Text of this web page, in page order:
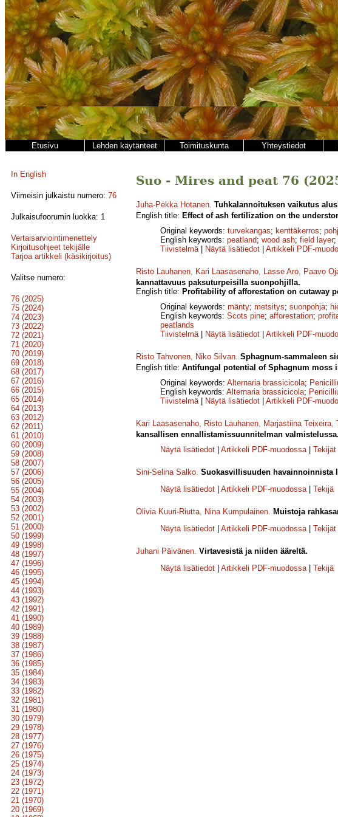
Etusivu Lehden käytänteet Toimituskunta Yhteystiedot
In English
Viimeisin julkaistu numero: 76
Julkaisufoorumin luokka: 1
Vertaisarviointimenettely
Kirjoitusohjeet tekijälle
Tarjoa artikkeli (käsikirjoitus)
Valitse numero:
76 (2025)
75 (2024)
74 (2023)
73 (2022)
72 (2021)
71 (2020)
70 (2019)
69 (2018)
68 (2017)
67 (2016)
66 (2015)
65 (2014)
64 (2013)
63 (2012)
62 (2011)
61 (2010)
60 (2009)
59 (2008)
58 (2007)
57 (2006)
56 (2005)
55 (2004)
54 (2003)
53 (2002)
52 (2001)
51 (2000)
50 (1999)
49 (1998)
48 (1997)
47 (1996)
46 (1995)
45 (1994)
44 (1993)
43 (1992)
42 (1991)
41 (1990)
40 (1989)
39 (1988)
38 (1987)
37 (1986)
36 (1985)
35 (1984)
34 (1983)
33 (1982)
32 (1981)
31 (1980)
30 (1979)
29 (1978)
28 (1977)
27 (1976)
26 (1975)
25 (1974)
24 (1973)
23 (1972)
22 (1971)
21 (1970)
20 (1969)
Suo - Mires and peat 76
Juha-Pekka Hotanen. Tuhkalannoituksen vaikutus
English title: Effect of ash fertilization on the
Original keywords: turvekangas; kenttäkerros;
English keywords: peatland; wood ash; field layer;
Tiivistelmä| Näytä lisätiedot Artikkeli PDF-
Risto Lauhanen, Kari Laasasenaho, Lasse Aro, Paavo
kannattavuus paksuturpeisilla suonpohjilla.
English title: Profitability of afforestation on cutaway
Original keywords: mänty; metsitys; suonpohja;
English keywords: Scots pine; afforestation;
peatlands
Tiivistelmä| Näytä lisätiedot Artikkeli PDF-
Risto Tahvonen, Niko Silvan. Sphagnum-sammaleen
English title: Antifungal potential of Sphagnum moss
Original keywords: Alternaria brassicicola;
English keywords: Alternaria brassicicola;
Tiivistelmä| Näytä lisätiedot Artikkeli PDF-
Kari Laasasenaho, Risto Lauhanen, Marjastiina Teixeira,
kansallisen ennallistamissuunnitelman valmistelussa.
Näytä lisätiedot
Artikkeli PDF-muodossa| Tekijät
Sini-Selina Salko. Suokasvillisuuden
Näytä lisätiedot
Artikkeli PDF-muodossa| Tekijä
Olivia Kuuri-Riutta, Nina Kumpulainen. Muistoja
Näytä lisätiedot
Artikkeli PDF-muodossa| Tekijät
Juhani Päivänen. Virtavesistä ja niiden ääreltä.
Näytä lisätiedot
Artikkeli PDF-muodossa| Tekijä